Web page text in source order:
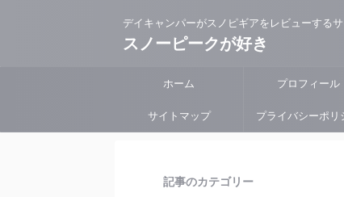
デイキャンパーがスノピギアをレビューするサ
スノーピークが好き
ホーム プロフィール
サイトマップ プライバシーポリ
記事のカテゴリー